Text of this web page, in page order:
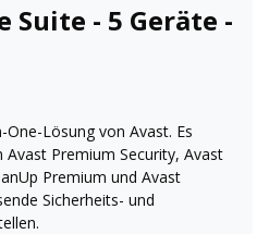
- 5 Geräte -
Lösung von Avast. Es
Premium Security, Avast
Premium und Avast
Sicherheits- und